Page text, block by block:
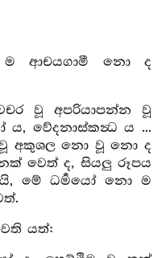
ම ආචයගාමී නො ද
වූ අපරියාපන්න වූ
ය, වේදනාස්කන්‍ධ ය ...
අකුශල නො වූ නො ද
වෙත් ද, සියලු රූපය
යි, මේ ධර්‍මයෝ නො ම
යත්: